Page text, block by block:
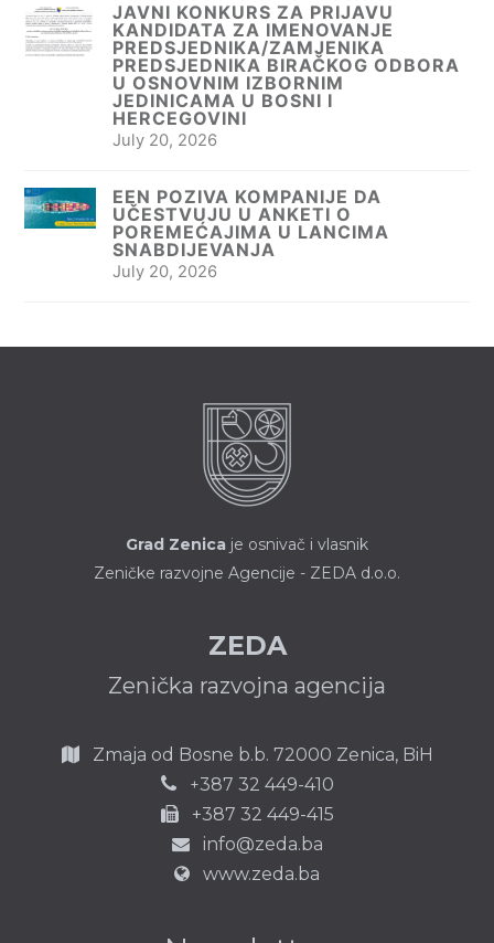
JAVNI KONKURS ZA PRIJAVU
KANDIDATA ZA IMENOVANJE
PREDSJEDNIKA/ZAMJENIKA
PREDSJEDNIKA BIRAČKOG ODBORA
U OSNOVNIM IZBORNIM
JEDINICAMA U BOSNI I
HERCEGOVINI
July 20, 2026
EEN POZIVA KOMPANIJE DA
UČESTVUJU U ANKETI O
POREMEĆAJIMA U LANCIMA
SNABDIJEVANJA
July 20, 2026
Grad Zenica je osnivač i vlasnik
Zeničke razvojne Agencije - ZEDA d.o.o.
ZEDA
Zenička razvojna agencija
Zmaja od Bosne b.b. 72000 Zenica, BiH
+387 32 449-410
+387 32 449-415
info@zeda.ba
www.zeda.ba